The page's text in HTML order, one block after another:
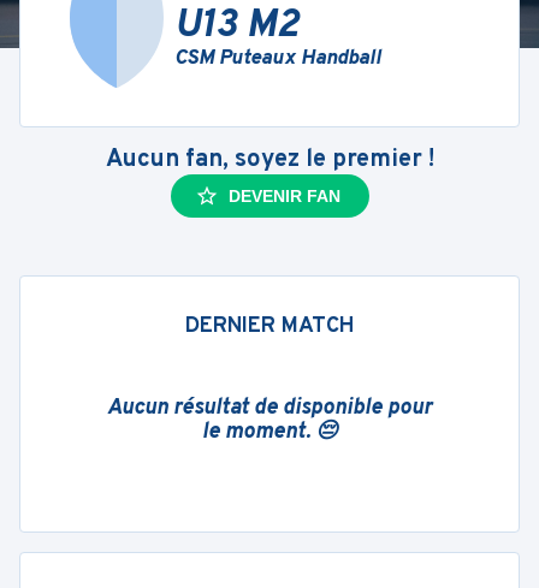
U13 M2
CSM Puteaux Handball
Aucun fan, soyez le premier !
DEVENIR FAN
DERNIER MATCH
Aucun résultat de disponible pour
le moment. 😔